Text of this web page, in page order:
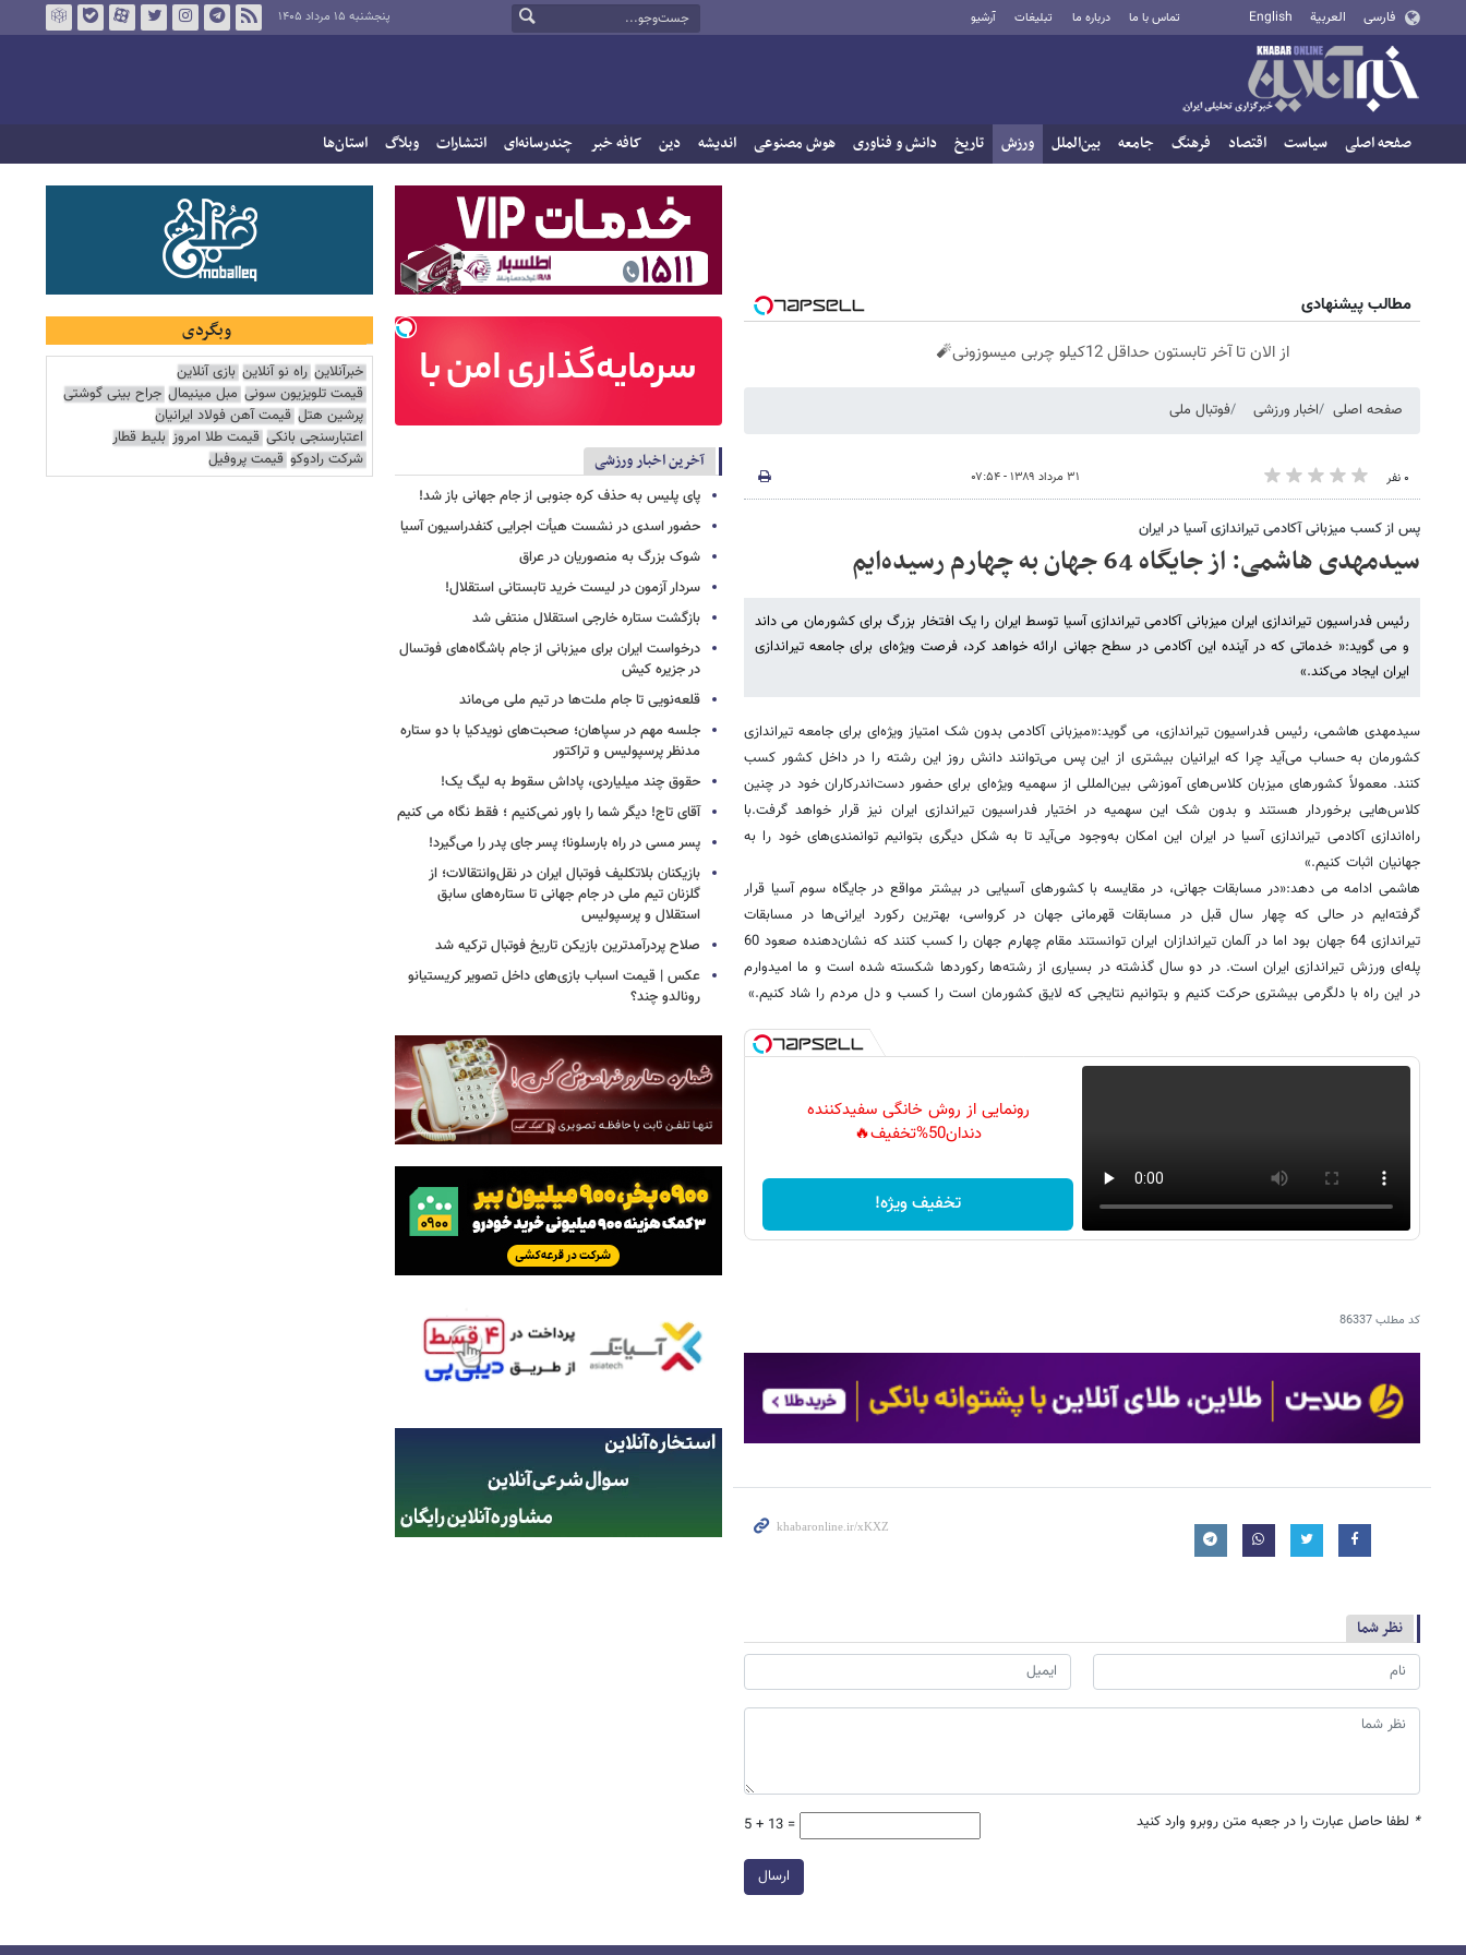
فارسی العربية English تماس با ما درباره ما تبلیغات آرشیو پنجشنبه ۱۵ مرداد ۱۴۰۵
صفحه اصلی سیاست اقتصاد فرهنگ جامعه بین‌الملل ورزش تاریخ دانش و فناوری هوش مصنوعی اندیشه دین کافه خبر چندرسانه‌ای انتشارات وبلاگ استان‌ها
مطالب پیشنهادی
از الان تا آخر تابستون حداقل 12کیلو چربی میسوزونی🧨
صفحه اصلی اخبار ورزشی فوتبال ملی
۰ نفر ۳۱ مرداد ۱۳۸۹ - ۰۷:۵۴
پس از کسب میزبانی آکادمی تیراندازی آسیا در ایران
سیدمهدی هاشمی: از جایگاه 64 جهان به چهارم رسیده‌ایم
رئیس فدراسیون تیراندازی ایران میزبانی آکادمی تیراندازی آسیا توسط ایران را یک افتخار بزرگ برای کشورمان می داند
و می گوید:« خدماتی که در آینده این آکادمی در سطح جهانی ارائه خواهد کرد، فرصت ویژه‌ای برای جامعه تیراندازی
ایران ایجاد می‌کند.»
سیدمهدی هاشمی، رئیس فدراسیون تیراندازی، می گوید:«میزبانی آکادمی بدون شک امتیاز ویژه‌ای برای جامعه تیراندازی
کشورمان به حساب می‌آید چرا که ایرانیان بیشتری از این پس می‌توانند دانش روز این رشته را در داخل کشور کسب
کنند. معمولاً کشورهای میزبان کلاس‌های آموزشی بین‌المللی از سهمیه ویژه‌ای برای حضور دست‌اندرکاران خود در چنین
کلاس‌هایی برخوردار هستند و بدون شک این سهمیه در اختیار فدراسیون تیراندازی ایران نیز قرار خواهد گرفت.با
راه‌اندازی آکادمی تیراندازی آسیا در ایران این امکان به‌وجود می‌آید تا به شکل دیگری بتوانیم توانمندی‌های خود را به
جهانیان اثبات کنیم.»
هاشمی ادامه می دهد:«در مسابقات جهانی، در مقایسه با کشورهای آسیایی در بیشتر مواقع در جایگاه سوم آسیا قرار
گرفته‌ایم در حالی که چهار سال قبل در مسابقات قهرمانی جهان در کرواسی، بهترین رکورد ایرانی‌ها در مسابقات
تیراندازی 64 جهان بود اما در آلمان تیراندازان ایران توانستند مقام چهارم جهان را کسب کنند که نشان‌دهنده صعود 60
پله‌ای ورزش تیراندازی ایران است. در دو سال گذشته در بسیاری از رشته‌ها رکورد‌ها شکسته شده است و ما امیدوارم
در این راه با دلگرمی بیشتری حرکت کنیم و بتوانیم نتایجی که لایق کشورمان است را کسب و دل مردم را شاد کنیم.»
رونمایی از روش خانگی سفیدکننده
دندان50%تخفیف🔥
تخفیف ویژه!
کد مطلب86337
نظر شما
* لطفا حاصل عبارت را در جعبه متن روبرو وارد کنید 5 + 13 =
ارسال
آخرین اخبار ورزشی
پای پلیس به حذف کره جنوبی از جام جهانی باز شد!
حضور اسدی در نشست هیأت اجرایی کنفدراسیون آسیا
شوک بزرگ به منصوریان در عراق
سردار آزمون در لیست خرید تابستانی استقلال!
بازگشت ستاره خارجی استقلال منتفی شد
درخواست ایران برای میزبانی از جام باشگاه‌های فوتسال
در جزیره کیش
قلعه‌نویی تا جام ملت‌ها در تیم ملی می‌ماند
جلسه مهم در سپاهان؛ صحبت‌های نویدکیا با دو ستاره
مدنظر پرسپولیس و تراکتور
حقوق چند میلیاردی، پاداش سقوط به لیگ یک!
آقای تاج! دیگر شما را باور نمی‌کنیم ؛ فقط نگاه می کنیم
پسر مسی در راه بارسلونا؛ پسر جای پدر را می‌گیرد!
بازیکنان بلاتکلیف فوتبال ایران در نقل‌وانتقالات؛ از
گلزنان تیم ملی در جام جهانی تا ستاره‌های سابق
استقلال و پرسپولیس
صلاح پردرآمدترین بازیکن تاریخ فوتبال ترکیه شد
عکس | قیمت اسباب بازی‌های داخل تصویر کریستیانو
رونالدو چند؟
وبگردی
خبرآنلاین راه نو آنلاین بازی آنلاین
قیمت تلویزیون سونی مبل مینیمال جراح بینی گوشتی
پرشین هتل قیمت آهن فولاد ایرانیان
اعتبارسنجی بانکی قیمت طلا امروز بلیط قطار
شرکت رادوکو قیمت پروفیل